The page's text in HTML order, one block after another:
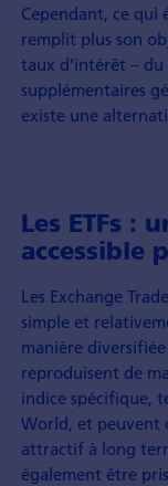
Cependant, ce
remplit plus son
taux d’intérêt – du
supplémentaires
existe une
Les ETFs :
accessible
Les Exchange
simple et
manière
reproduisent de
indice spécifique,
World, et peuvent
attractif à long
également être